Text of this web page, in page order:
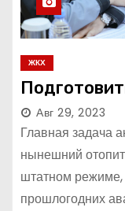
ЖКХ
Авг 29, 2023
Главная задача
нынешний
штатном режиме,
прошлогодних